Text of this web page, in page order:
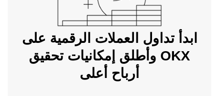
ابدأ تداول العملات الرقمية على
OKX وأطلق إمكانيات تحقيق
أرباح أعلى